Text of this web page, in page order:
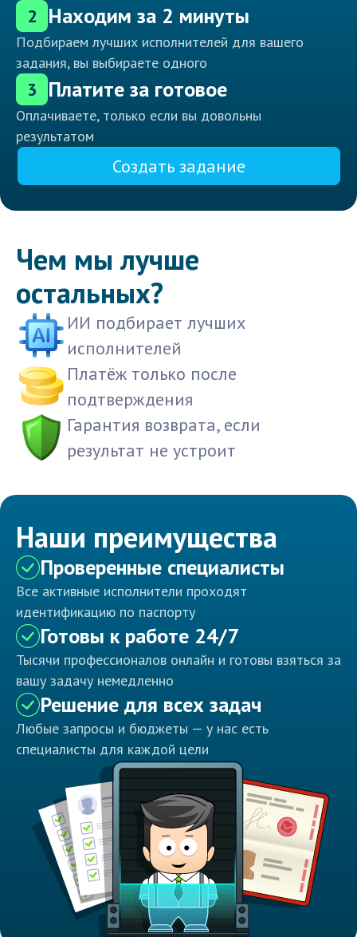
2 Находим за 2 минуты
Подбираем лучших исполнителей для вашего
задания, вы выбираете одного
3 Платите за готовое
Оплачиваете, только если вы довольны
результатом
Создать задание
Чем мы лучше
остальных?
ИИ подбирает лучших
исполнителей
Платёж только после
подтверждения
Гарантия возврата, если
результат не устроит
Наши преимущества
Проверенные специалисты
Все активные исполнители проходят
идентификацию по паспорту
Готовы к работе 24/7
Тысячи профессионалов онлайн и готовы взяться за
вашу задачу немедленно
Решение для всех задач
Любые запросы и бюджеты — у нас есть
специалисты для каждой цели